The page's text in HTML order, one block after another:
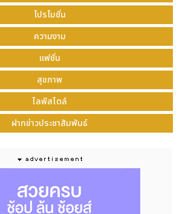
DENJEW_INW กับผลงาน SMELL
ASIA
กับผลงาน Flowers of ASEAN
ามรายละเอียดเพิ่มเติมได้ที่
Website :
IG :
FB:
JGABThailand
LinkedIn :
in/jewellery-and-
โปรโมชั่น
ความงาม
แฟชั่น
สุขภาพ
ไลฟ์สไตล์
ฝากข่าวประชาสัมพันธ์